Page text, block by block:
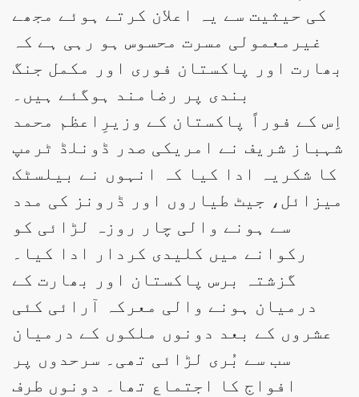
کی حیثیت سے یہ اعلان کرتے ہوئے مجھے
غیرمعمولی مسرت محسوس ہو رہی ہے کہ
بھارت اور پاکستان فوری اور مکمل جنگ
بندی پر رضامند ہوگئے ہیں۔
اِس کے فوراً پاکستان کے وزیرِاعظم محمد
شہباز شریف نے امریکی صدر ڈونلڈ ٹرمپ
کا شکریہ ادا کیا کہ انہوں نے بیلسٹک
میزائل، جیٹ طیاروں اور ڈرونز کی مدد
سے ہونے والی چار روزہ لڑائی کو
رکوانے میں کلیدی کردار ادا کیا۔
گزشتہ برس پاکستان اور بھارت کے
درمیان ہونے والی معرکہ آرائی کئی
عشروں کے بعد دونوں ملکوں کے درمیان
سب سے بُری لڑائی تھی۔ سرحدوں پر
افواج کا اجتماع تھا۔ دونوں طرف